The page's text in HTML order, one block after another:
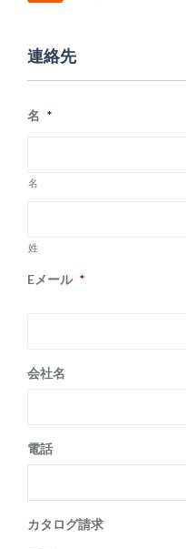
連絡先
名 *
名
姓
Eメール *
会社名
電話
カタログ請求